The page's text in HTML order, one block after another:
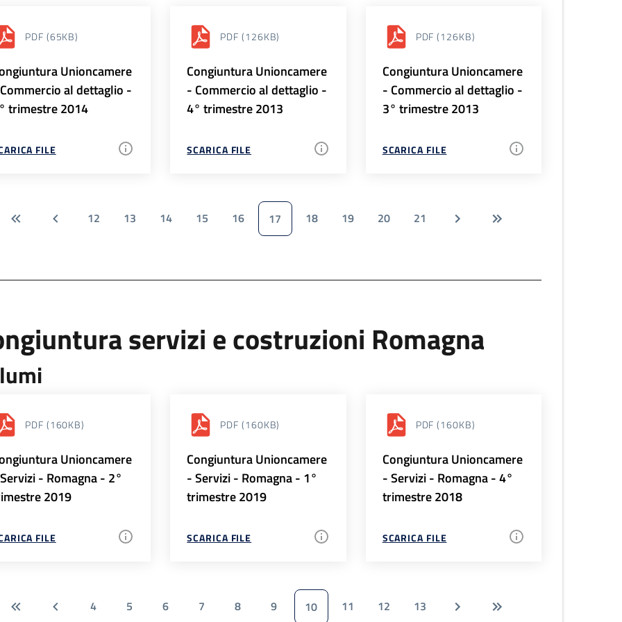
PDF (65KB)
Unioncamere
al dettaglio -
trimestre 2014
FILE
PDF (126KB)
Congiuntura Unioncamere
- Commercio al dettaglio -
4° trimestre 2013
SCARICA FILE
PDF (126KB)
Congiuntura Unioncamere
- Commercio al dettaglio -
3° trimestre 2013
SCARICA FILE
12 13 14 15 16 17 18 19 20 21
servizi e costruzioni Romagna
PDF (160KB)
Unioncamere
- Romagna - 2°
2019
FILE
PDF (160KB)
Congiuntura Unioncamere
- Servizi - Romagna - 1°
trimestre 2019
SCARICA FILE
PDF (160KB)
Congiuntura Unioncamere
- Servizi - Romagna - 4°
trimestre 2018
SCARICA FILE
4 5 6 7 8 9 10 11 12 13